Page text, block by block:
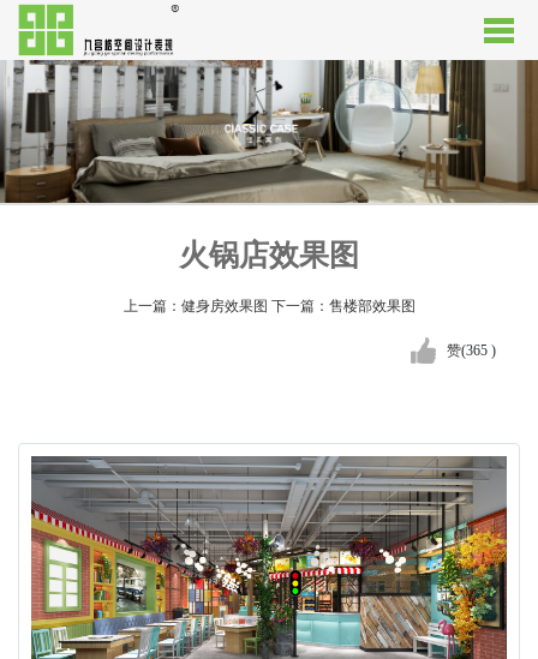
火锅店效果图
上一篇：健身房效果图 下一篇：售楼部效果图
赞(365 )